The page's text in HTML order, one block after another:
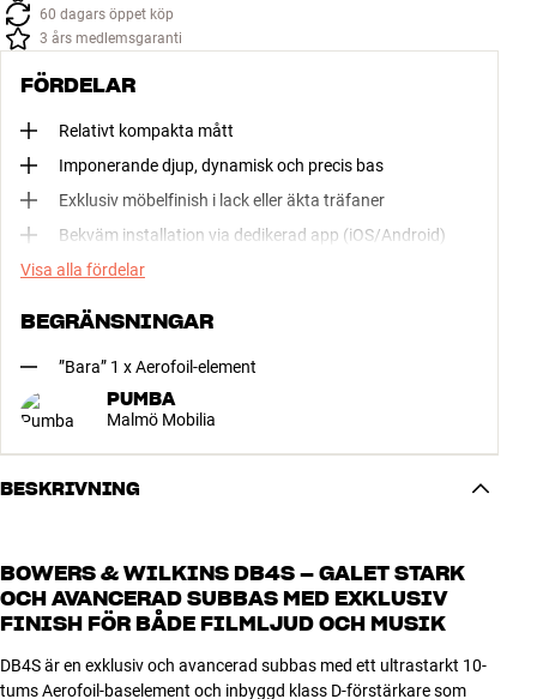
60 dagars öppet köp
3 års medlemsgaranti
FÖRDELAR
Relativt kompakta mått
Imponerande djup, dynamisk och precis bas
Exklusiv möbelfinish i lack eller äkta träfaner
Bekväm installation via dedikerad app (iOS/Android)
Visa alla fördelar
BEGRÄNSNINGAR
”Bara” 1 x Aerofoil-element
PUMBA
Malmö Mobilia
BESKRIVNING
BOWERS & WILKINS DB4S – GALET STARK
OCH AVANCERAD SUBBAS MED EXKLUSIV
FINISH FÖR BÅDE FILMLJUD OCH MUSIK
DB4S är en exklusiv och avancerad subbas med ett ultrastarkt 10-
tums Aerofoil-baselement och inbyggd klass D-förstärkare som